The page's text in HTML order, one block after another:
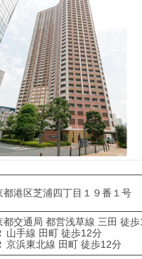
都港区芝浦四丁目１９番１号
都交通局 都営浅草線 三田 徒歩
山手線 田町 徒歩12分
京浜東北線 田町 徒歩12分